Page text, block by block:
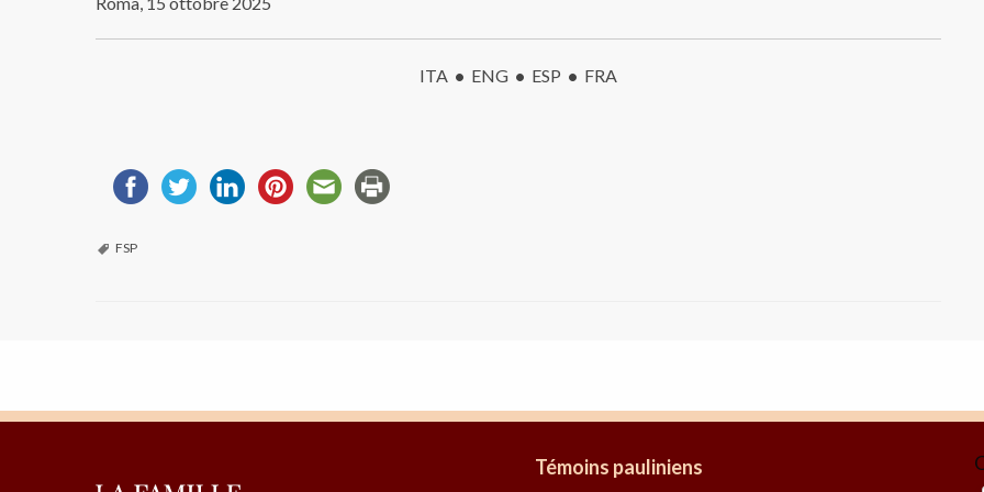
ITA • ENG • ESP • FRA
FSP
Témoins pauliniens